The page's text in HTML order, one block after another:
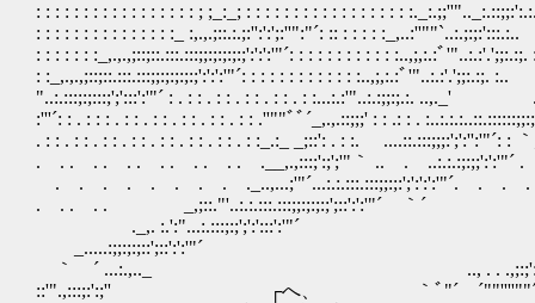
: : : : : : : : : : : : : : : : : ; ;_:_; : : : : : : : : : : : : : : : : :
: : : : : : : : : : : : : : :_ :,.,.;::.:.;:'':':';:''":"´: :: : : : :
: : : : : : :_,.,.,;::;::.:::.:::;;:;:;:;:;':':':'"´: : : : : : : : : : : :..,;,:.:
: :_,.,.,;::;::.:::.:::;;:;:;:;:;':':':'"´: : : : : : : : : : : : :..,;,:.:ﾞ
"..:.:::;:;:::;';':::':'"´ : . : : . : : . : : . : : . : :...:.:'"..:.:;;:;.:. ..,._'
:'''´: : . : : : . : : . : : . : : . : : . : : .''""ﾞﾞ´_,.,.::;;;' : : .: : .
. : : . : : . : : . : : . : : . : : . : : . : :_.:_ _;::': . : :. ....::.:::;;;:';':'':'"´: :
. . . . . . . . . . . . . .__,.,:::;':;';'"｀ .. . ..:.:.:;:;;':':'"´ .
. . . . . . . . ._..,...;'"´...:.:.:::.:::;;:;:';':':':'"´. . .
. . . . . _,;::."'..:.:.:::.:::;;:;:;:;';::':':'"´ ｀´
._,. :.':"...:.:::;:;';':':::':'"´ ,,
_.....:;;:;:;::';::':':'"´ .,_.,::;:':''"ﾞ"ﾞ
｀ ´ ...:.,.._ .., . .
::'".,:::;:':;'' ┌へ、 ｀ﾞ"´ ´""''''""´